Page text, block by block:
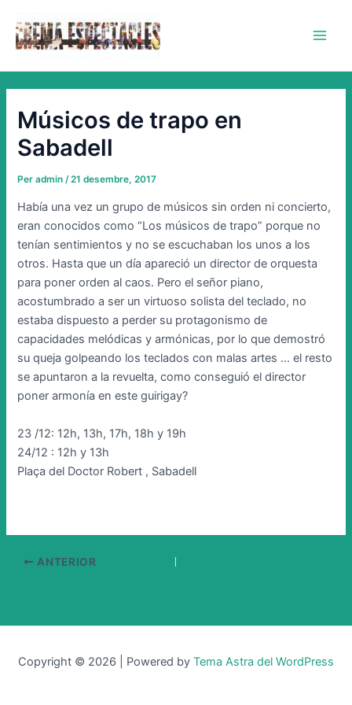
contingut
Músicos de trapo en
Sabadell
Per admin/21 desembre, 2017
Había una vez un grupo de músicos sin orden ni concierto,
eran conocidos como “Los músicos de trapo” porque no
tenían sentimientos y no se escuchaban los unos a los
otros. Hasta que un día apareció un director de orquesta
para poner orden al caos. Pero el señor piano,
acostumbrado a ser un virtuoso solista del teclado, no
estaba dispuesto a perder su protagonismo de
capacidades melódicas y armónicas, por lo que demostró
su queja golpeando los teclados con malas artes … el resto
se apuntaron a la revuelta, como conseguió el director
poner armonía en este guirigay?
23 /12: 12h, 13h, 17h, 18h y 19h
24/12 : 12h y 13h
Plaça del Doctor Robert , Sabadell
ANTERIOR
Copyright © 2026 | Powered by Tema Astra del WordPress